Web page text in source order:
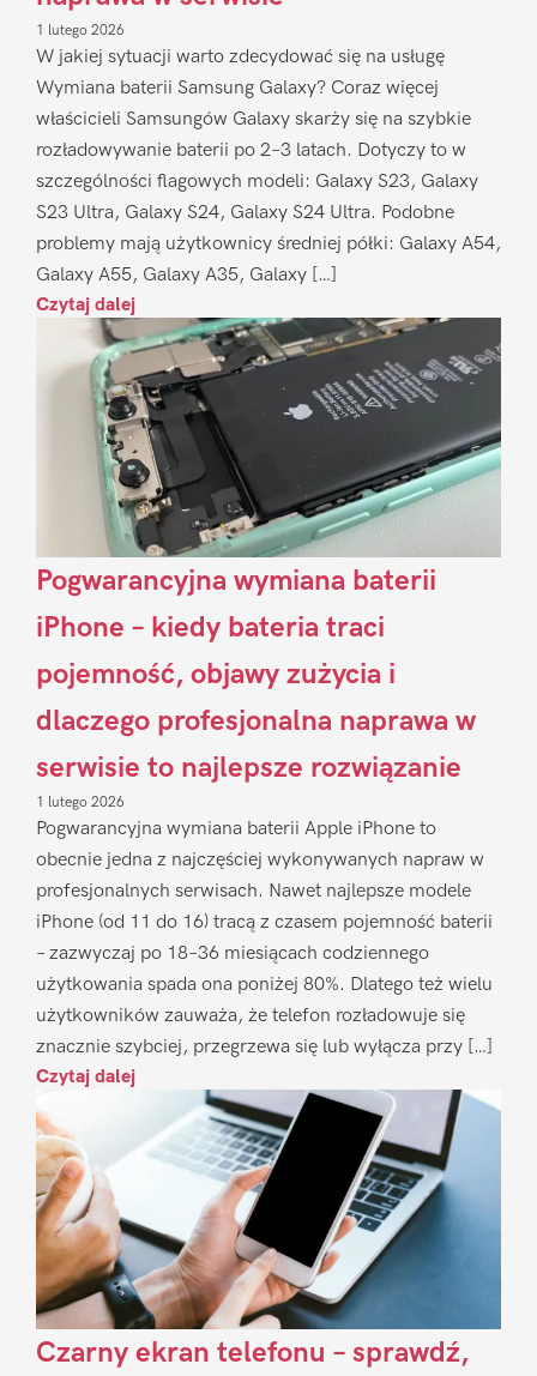
1 lutego 2026
W jakiej sytuacji warto zdecydować się na usługę
Wymiana baterii Samsung Galaxy? Coraz więcej
właścicieli Samsungów Galaxy skarży się na szybkie
rozładowywanie baterii po 2–3 latach. Dotyczy to w
szczególności flagowych modeli: Galaxy S23, Galaxy
S23 Ultra, Galaxy S24, Galaxy S24 Ultra. Podobne
problemy mają użytkownicy średniej półki: Galaxy A54,
Galaxy A55, Galaxy A35, Galaxy […]
Czytaj dalej
Pogwarancyjna wymiana baterii
iPhone – kiedy bateria traci
pojemność, objawy zużycia i
dlaczego profesjonalna naprawa w
serwisie to najlepsze rozwiązanie
1 lutego 2026
Pogwarancyjna wymiana baterii Apple iPhone to
obecnie jedna z najczęściej wykonywanych napraw w
profesjonalnych serwisach. Nawet najlepsze modele
iPhone (od 11 do 16) tracą z czasem pojemność baterii
– zazwyczaj po 18–36 miesiącach codziennego
użytkowania spada ona poniżej 80%. Dlatego też wielu
użytkowników zauważa, że telefon rozładowuje się
znacznie szybciej, przegrzewa się lub wyłącza przy […]
Czytaj dalej
Czarny ekran telefonu – sprawdź,